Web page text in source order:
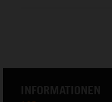
INFORMATIONEN